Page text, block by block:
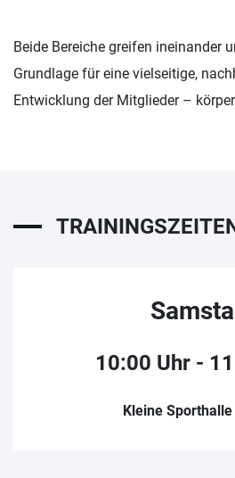
Beide Bereiche greifen ineinander
Grundlage für eine vielseitige,
Entwicklung der Mitglieder –
10:00 Uhr -
Kleine